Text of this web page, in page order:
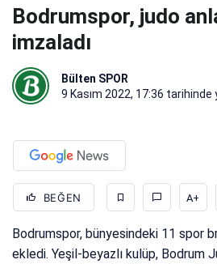
Bodrumspor, judo
imzaladı
Bülten SPOR
9 Kasım 2022, 17:36 tarihinde
BEĞEN A+
Bodrumspor, bünyesindeki 11 spor
ekledi. Yeşil-beyazlı kulüp, Bodrum